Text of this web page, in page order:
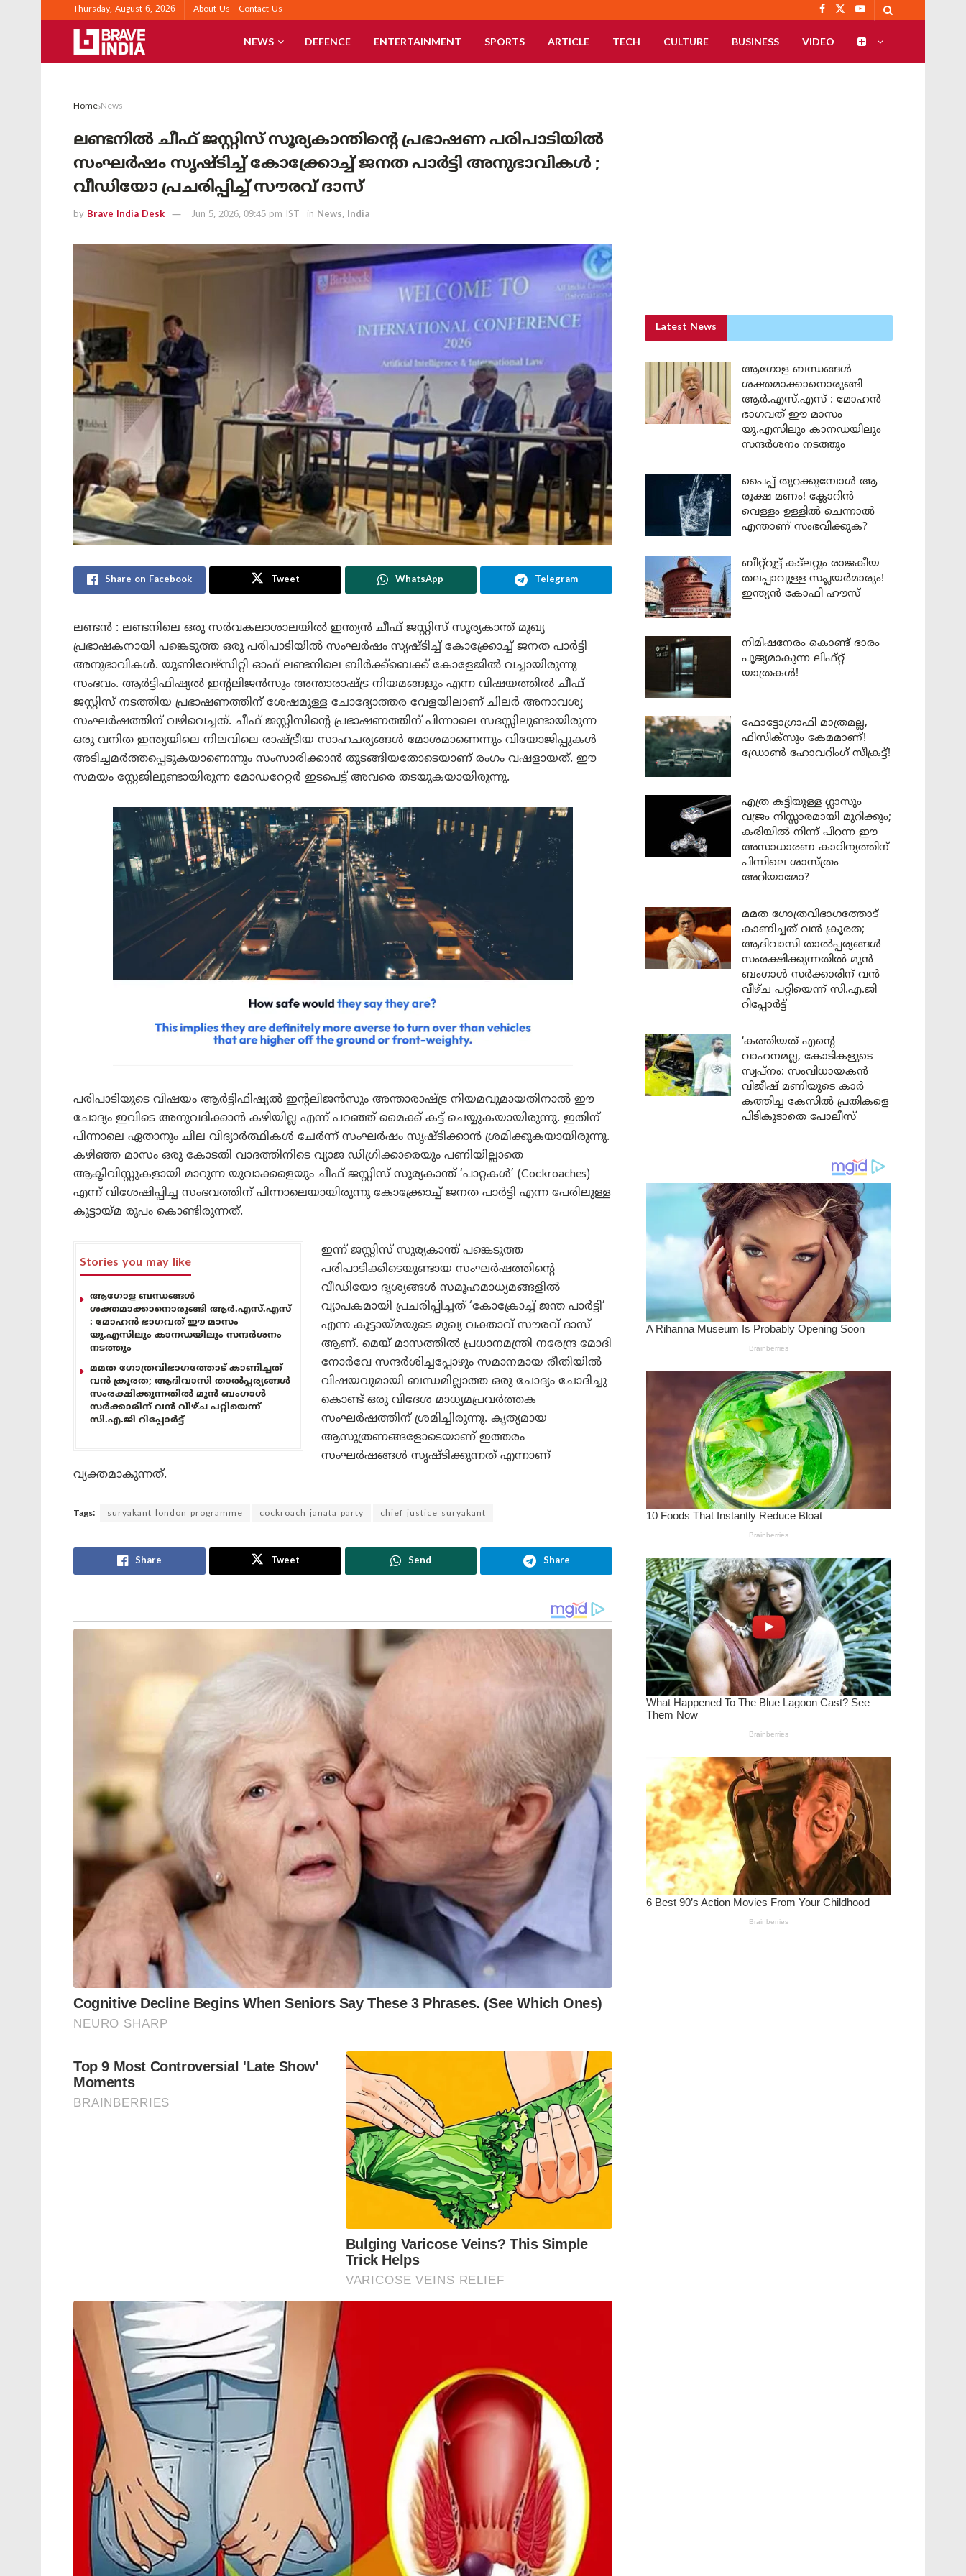
Thursday, August 6, 2026 About Us Contact Us
NEWS DEFENCE ENTERTAINMENT SPORTS ARTICLE TECH CULTURE BUSINESS VIDEO
Home News
ലണ്ടനിൽ ചീഫ് ജസ്റ്റിസ് സൂര്യകാന്തിന്റെ പ്രഭാഷണ പരിപാടിയിൽ
സംഘർഷം സൃഷ്ടിച്ച് കോക്ക്രോച്ച് ജനത പാർട്ടി അനുഭാവികൾ ;
വീഡിയോ പ്രചരിപ്പിച്ച് സൗരവ് ദാസ്
by Brave India Desk Jun 5, 2026, 09:45 pm IST in News, India
Share on Facebook Tweet WhatsApp Telegram
ലണ്ടൻ : ലണ്ടനിലെ ഒരു സർവകലാശാലയിൽ ഇന്ത്യൻ ചീഫ് ജസ്റ്റിസ് സൂര്യകാന്ത് മുഖ്യ
പ്രഭാഷകനായി പങ്കെടുത്ത ഒരു പരിപാടിയിൽ സംഘർഷം സൃഷ്ടിച്ച് കോക്ക്രോച്ച് ജനത പാർട്ടി
അനുഭാവികൾ. യൂണിവേഴ്സിറ്റി ഓഫ് ലണ്ടനിലെ ബിർക്ക്ബെക്ക് കോളേജിൽ വച്ചായിരുന്നു
സംഭവം. ആർട്ടിഫിഷ്യൽ ഇന്റലിജൻസും അന്താരാഷ്ട്ര നിയമങ്ങളും എന്ന വിഷയത്തിൽ ചീഫ്
ജസ്റ്റിസ് നടത്തിയ പ്രഭാഷണത്തിന് ശേഷമുള്ള ചോദ്യോത്തര വേളയിലാണ് ചിലർ അനാവശ്യ
സംഘർഷത്തിന് വഴിവെച്ചത്. ​ചീഫ് ജസ്റ്റിസിന്റെ പ്രഭാഷണത്തിന് പിന്നാലെ സദസ്സിലുണ്ടായിരുന്ന
ഒരു വനിത ഇന്ത്യയിലെ നിലവിലെ രാഷ്ട്രീയ സാഹചര്യങ്ങൾ മോശമാണെന്നും വിയോജിപ്പുകൾ
അടിച്ചമർത്തപ്പെടുകയാണെന്നും സംസാരിക്കാൻ തുടങ്ങിയതോടെയാണ് രംഗം വഷളായത്. ഈ
സമയം സ്റ്റേജിലുണ്ടായിരുന്ന മോഡറേറ്റർ ഇടപെട്ട് അവരെ തടയുകയായിരുന്നു.
പരിപാടിയുടെ വിഷയം ആർട്ടിഫിഷ്യൽ ഇന്റലിജൻസും അന്താരാഷ്ട്ര നിയമവുമായതിനാൽ ഈ
ചോദ്യം ഇവിടെ അനുവദിക്കാൻ കഴിയില്ല എന്ന് പറഞ്ഞ് മൈക്ക് കട്ട് ചെയ്യുകയായിരുന്നു. ഇതിന്
പിന്നാലെ ഏതാനും ചില വിദ്യാർത്ഥികൾ ചേർന്ന് സംഘർഷം സൃഷ്ടിക്കാൻ ശ്രമിക്കുകയായിരുന്നു.
കഴിഞ്ഞ മാസം ഒരു കോടതി വാദത്തിനിടെ വ്യാജ ഡിഗ്രിക്കാരെയും പണിയില്ലാതെ
ആക്ടിവിസ്റ്റുകളായി മാറുന്ന യുവാക്കളെയും ചീഫ് ജസ്റ്റിസ് സൂര്യകാന്ത് ‘പാറ്റകൾ’ (Cockroaches)
എന്ന് വിശേഷിപ്പിച്ച സംഭവത്തിന് പിന്നാലെയായിരുന്നു കോക്ക്രോച്ച് ജനത പാർട്ടി എന്ന പേരിലുള്ള
കൂട്ടായ്മ രൂപം കൊണ്ടിരുന്നത്.
Stories you may like
ആഗോള ബന്ധങ്ങൾ
ശക്തമാക്കാനൊരുങ്ങി ആർ.എസ്.എസ്
: മോഹൻ ഭാഗവത് ഈ മാസം
യു.എസിലും കാനഡയിലും സന്ദർശനം
നടത്തും
മമത ഗോത്രവിഭാഗത്തോട് കാണിച്ചത്
വൻ ക്രൂരത; ആദിവാസി താൽപ്പര്യങ്ങൾ
സംരക്ഷിക്കുന്നതിൽ മുൻ ബംഗാൾ
സർക്കാരിന് വൻ വീഴ്ച പറ്റിയെന്ന്
സി.എ.ജി റിപ്പോർട്ട്
​ഇന്ന് ജസ്റ്റിസ് സൂര്യകാന്ത് പങ്കെടുത്ത
പരിപാടിക്കിടെയുണ്ടായ സംഘർഷത്തിന്റെ
വീഡിയോ ദൃശ്യങ്ങൾ സമൂഹമാധ്യമങ്ങളിൽ
വ്യാപകമായി പ്രചരിപ്പിച്ചത് ‘കോക്രോച്ച് ജന്ത പാർട്ടി’
എന്ന കൂട്ടായ്മയുടെ മുഖ്യ വക്താവ് സൗരവ് ദാസ്
ആണ്. മെയ് മാസത്തിൽ പ്രധാനമന്ത്രി നരേന്ദ്ര മോദി
നോർവേ സന്ദർശിച്ചപ്പോഴും സമാനമായ രീതിയിൽ
വിഷയവുമായി ബന്ധമില്ലാത്ത ഒരു ചോദ്യം ചോദിച്ചു
കൊണ്ട് ഒരു വിദേശ മാധ്യമപ്രവർത്തക
സംഘർഷത്തിന് ശ്രമിച്ചിരുന്നു. കൃത്യമായ
ആസൂത്രണങ്ങളോടെയാണ് ഇത്തരം
സംഘർഷങ്ങൾ സൃഷ്ടിക്കുന്നത് എന്നാണ്
വ്യക്തമാകുന്നത്.
Tags: suryakant london programme cockroach janata party chief justice suryakant
Share Tweet Send Share
Latest News
ആഗോള ബന്ധങ്ങൾ
ശക്തമാക്കാനൊരുങ്ങി
ആർ.എസ്.എസ് : മോഹൻ
ഭാഗവത് ഈ മാസം
യു.എസിലും കാനഡയിലും
സന്ദർശനം നടത്തും
പൈപ്പ് തുറക്കുമ്പോൾ ആ
രൂക്ഷ മണം! ക്ലോറിൻ
വെള്ളം ഉള്ളിൽ ചെന്നാൽ
എന്താണ് സംഭവിക്കുക?
ബീറ്റ്‌റൂട്ട് കട്‌ലറ്റും രാജകീയ
തലപ്പാവുള്ള സപ്ലയർമാരും!
ഇന്ത്യൻ കോഫി ഹൗസ്
നിമിഷനേരം കൊണ്ട് ഭാരം
പൂജ്യമാകുന്ന ലിഫ്റ്റ്
യാത്രകൾ!
ഫോട്ടോഗ്രാഫി മാത്രമല്ല,
ഫിസിക്സും കേമമാണ്!
ഡ്രോൺ ഹോവറിംഗ് സീക്രട്ട്!
എത്ര കട്ടിയുള്ള ഗ്ലാസും
വജ്രം നിസ്സാരമായി മുറിക്കും;
കരിയിൽ നിന്ന് പിറന്ന ഈ
അസാധാരണ കാഠിന്യത്തിന്
പിന്നിലെ ശാസ്ത്രം
അറിയാമോ?
മമത ഗോത്രവിഭാഗത്തോട്
കാണിച്ചത് വൻ ക്രൂരത;
ആദിവാസി താൽപ്പര്യങ്ങൾ
സംരക്ഷിക്കുന്നതിൽ മുൻ
ബംഗാൾ സർക്കാരിന് വൻ
വീഴ്ച പറ്റിയെന്ന് സി.എ.ജി
റിപ്പോർട്ട്
‘കത്തിയത് എന്റെ
വാഹനമല്ല, കോടികളുടെ
സ്വപ്നം: സംവിധായകൻ
വിജീഷ് മണിയുടെ കാർ
കത്തിച്ച കേസിൽ പ്രതികളെ
പിടികൂടാതെ പോലീസ്